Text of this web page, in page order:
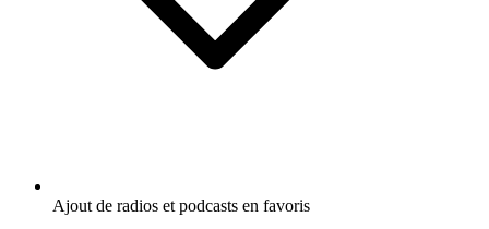
Ajout de radios et podcasts en favoris